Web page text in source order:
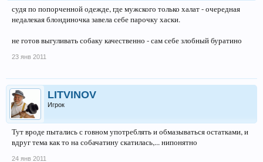
судя по попорченной одежде, где мужского только халат - очередная
недалекая блондиночка завела себе парочку хаски.
не готов выгуливать собаку качественно - сам себе злобный буратино
23 янв 2011
LITVINOV
Игрок
Тут вроде пытались с говном употреблять и обмазываться остатками, и
вдруг тема как то на собачатину скатилась,... нипонятно
24 янв 2011